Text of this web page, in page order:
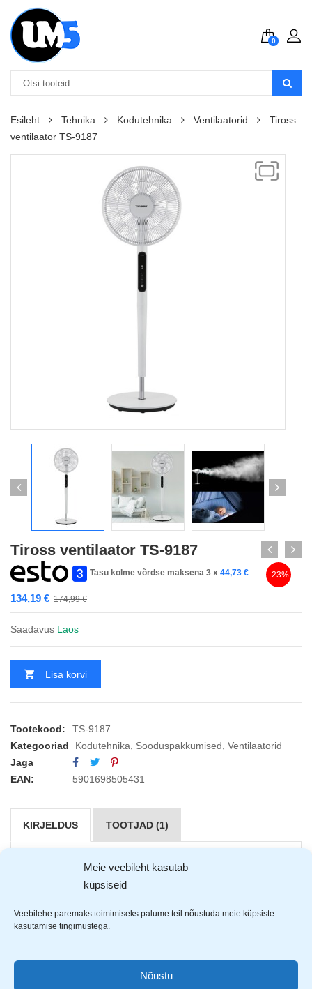
Meie veebileht kasutab
küpsiseid
Veebilehe paremaks toimimiseks palume teil nõustuda meie küpsiste
kasutamise tingimustega.
Nõustu
0
Esileht Tehnika Kodutehnika Ventilaatorid
Tiross
ventilaator TS-9187
Tiross ventilaator TS-9187
Tasu kolme võrdse maksena 3 x 44,73 €
174,99€
134,19 €
-23%
Saadavus Laos
Lisa korvi
Tootekood:
TS-9187
Kategooriad
Kodutehnika Sooduspakkumised Ventilaatorid
Jaga
EAN:
5901698505431
KIRJELDUS TOOTJAD (1)
ventilaator on vaikse, kuid samas võimsa mootoriga
ning 7 tiivikut tagavad tugeva tuulepuhangu.
Vaikne ja võimas 19W mootor
7 tiivikut
Automaatne väljalülitamine 12h möödudes